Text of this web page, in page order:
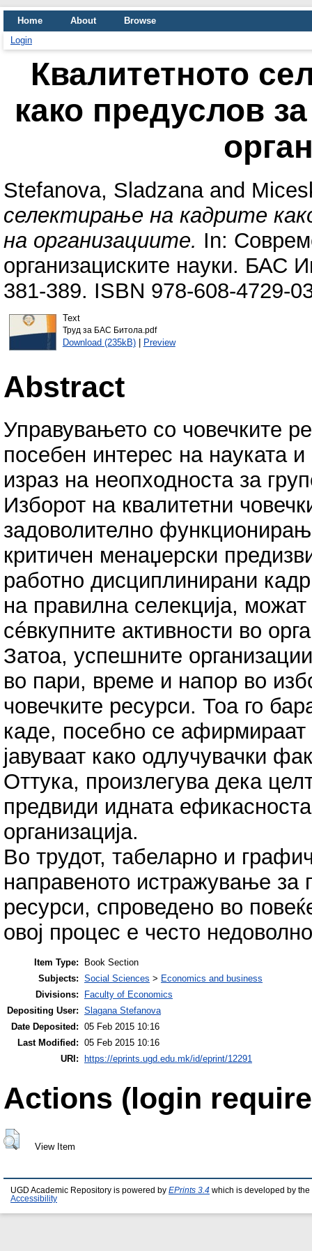
Home About
Browse
Login
Квалитетното
како предуслов
Stefanova, Sladzanaand
селектирање на кадрите
на организациите. In:
организациските науки. БАС
381-389. ISBN 978-608-4729-
Text
Труд за БАС Битола.pdf
Download (235kB)| Preview
Abstract
Управувањето со човечките
посебен интерес на науката и
израз на неопходноста за
Изборот на квалитетни
задоволително
критичен менаџерски
работно дисциплинирани
на правилна селекција,
сéвкупните активности во
Затоа, успешните
во пари, време и напор во
човечките ресурси. Тоа го
каде, посебно се афирмираат
јавуваат како одлучувачки
Оттука, произлегува дека
предвиди идната
организација.
Во трудот, табеларно и
направеното истражување за
ресурси, спроведено во
овој процес е често
Item Type:
Book Section
Subjects: Social Sciences > Economics and business
Divisions:
Faculty of Economics
Depositing User: Slagana Stefanova
Date Deposited: 05 Feb 2015 10:16
Last Modified: 05 Feb 2015 10:16
URI:
https://eprints.ugd.edu.mk/id/eprint/12291
Actions (login
View Item
UGD Academic Repository is powered by EPrints 3.4 which is developed by the
Accessibility